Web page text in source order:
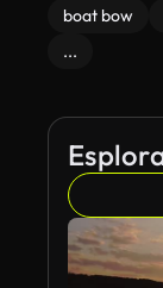
boat bow
...